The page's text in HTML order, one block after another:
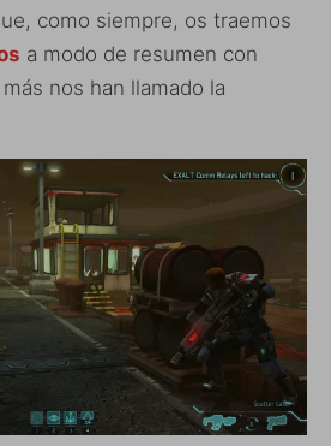
como siempre, os traemos
a modo de resumen con
nos han llamado la